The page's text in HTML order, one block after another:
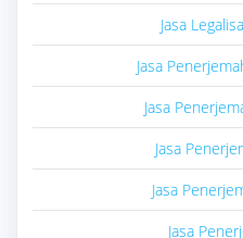
Jasa
Jasa
Jasa
Jasa
Jasa
Jasa